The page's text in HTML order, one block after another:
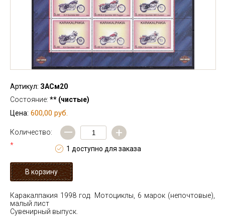
Артикул: ЗАСм20
Состояние: ** (чистые)
Цена: 600,00 руб.
Количество:
*
— +
1 доступно для заказа
Каракалпакия 1998 год. Мотоциклы, 6 марок (непочтовые),
малый лист
Сувенирный выпуск.